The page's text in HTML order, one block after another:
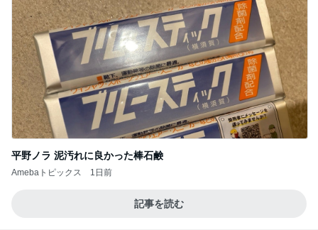
平野ノラ 泥汚れに良かった棒石鹸
Amebaトピックス 1日前
記事を読む